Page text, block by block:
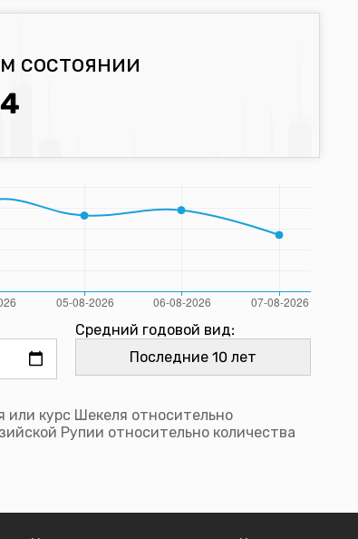
состоянии
Средний годовой вид:
или курс Шекеля относительно
Рупии относительно количества